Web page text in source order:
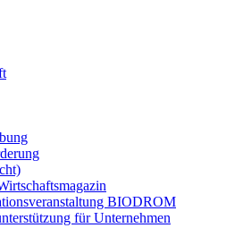
BIODROM
für Unternehmen